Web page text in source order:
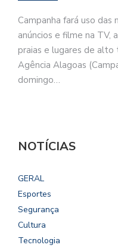
Campanha fará uso das
anúncios e filme na TV,
praias e lugares de
Agência Alagoas
domingo…
NOTÍCIAS
GERAL
Esportes
Segurança
Cultura
Tecnologia